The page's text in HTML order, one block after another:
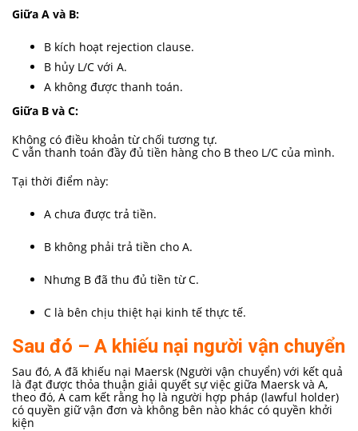
Giữa A và B:
B kích hoạt rejection clause.
B hủy L/C với A.
A không được thanh toán.
Giữa B và C:
Không có điều khoản từ chối tương tự.
C vẫn thanh toán đầy đủ tiền hàng cho B theo L/C của mình.
Tại thời điểm này:
A chưa được trả tiền.
B không phải trả tiền cho A.
Nhưng B đã thu đủ tiền từ C.
C là bên chịu thiệt hại kinh tế thực tế.
Sau đó – A khiếu nại người vận chuyển
Sau đó, A đã khiếu nại Maersk (Người vận chuyển) với kết quả
là đạt được thỏa thuận giải quyết sự việc giữa Maersk và A,
theo đó, A cam kết rằng họ là người hợp pháp (lawful holder)
có quyền giữ vận đơn và không bên nào khác có quyền khởi
kiện